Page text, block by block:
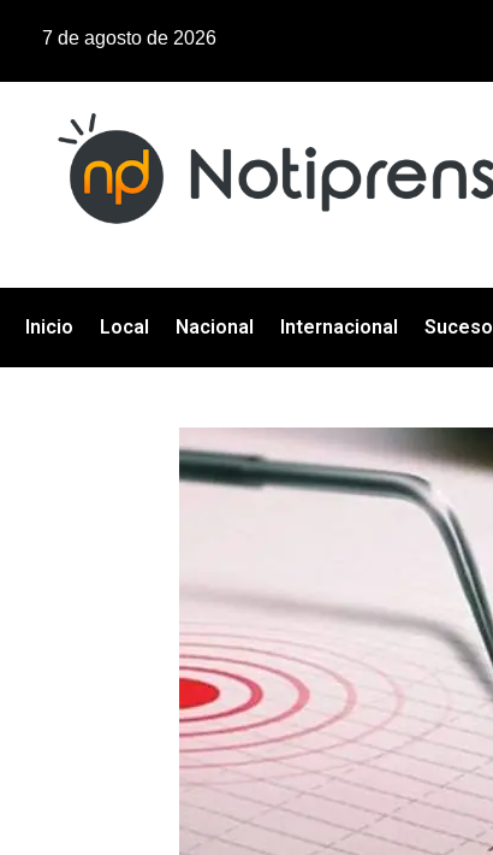
7 de agosto de 2026
Inicio Local Nacional Internacional